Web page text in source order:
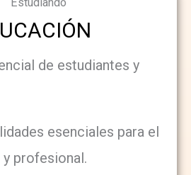
de estudiantes y
esenciales para el
profesional.